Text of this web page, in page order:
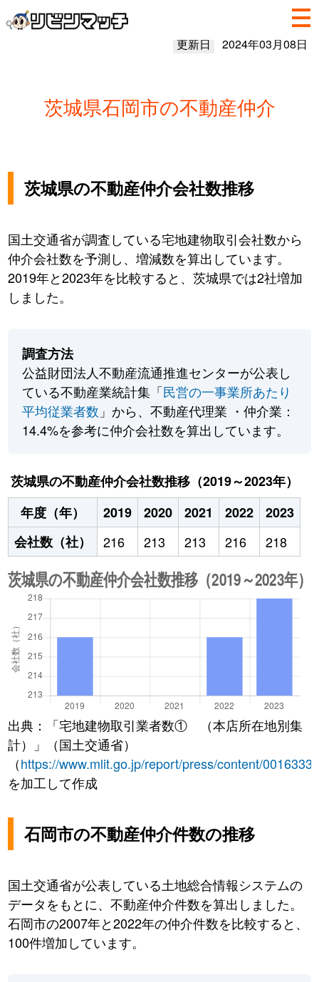
更新日 2024年03月08日
茨城県石岡市の不動産仲介
茨城県の不動産仲介会社数推移
国土交通省が調査している宅地建物取引会社数から
仲介会社数を予測し、増減数を算出しています。
2019年と2023年を比較すると、茨城県では2社増加
しました。
調査方法
公益財団法人不動産流通推進センターが公表し
ている不動産業統計集「民営の一事業所あたり
平均従業者数 」から、不動産代理業 ・仲介業：
14.4%を参考に仲介会社数を算出しています。
茨城県の不動産仲介会社数推移（2019～2023年）
年度（年）
2019 2020 2021 2022
2023
会社数（社）
216 213 213 216 218
出典：「宅地建物取引業者数① （本店所在地別集
計）」（国土交通省）
（https://www.mlit.go.jp/report/press/content/
を加工して作成
石岡市の不動産仲介件数の推移
国土交通省が公表している土地総合情報システムの
データをもとに、不動産仲介件数を算出しました。
石岡市の2007年と2022年の仲介件数を比較すると、
100件増加しています。